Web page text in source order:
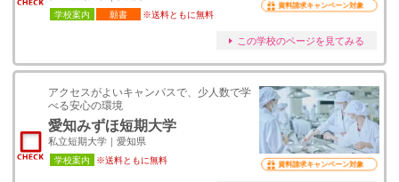
学校案内 願書 ※送料ともに無料
資料請求キャンペーン対象
この学校のページを見てみる
アクセスがよいキャンパスで、少人数で学
べる安心の環境
愛知みずほ短期大学
私立短期大学｜愛知県
学校案内 ※送料ともに無料 資料請求キャンペーン対象